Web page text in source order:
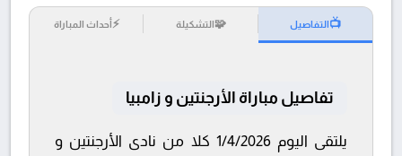
📺التفاصيل 🧩التشكيلة ⚡أحداث المباراة
تفاصيل مباراة الأرجنتين و زامبيا
يلتقى اليوم 1/4/2026 كلا من نادى الأرجنتين و